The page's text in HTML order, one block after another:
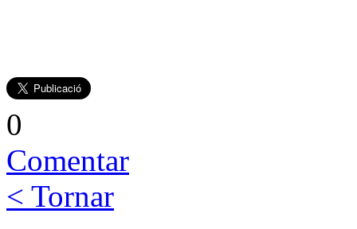
0
Comentar
< Tornar